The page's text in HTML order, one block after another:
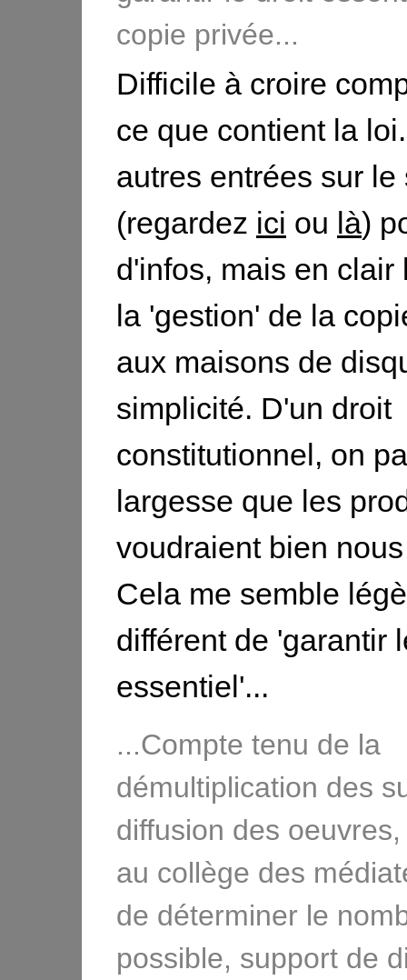
copie privée...
Difficile à croire
ce que contient la
autres entrées sur le
(regardez ici ou là)
d'infos, mais en clair
la 'gestion' de la
aux maisons de
simplicité. D'un droit
constitutionnel, on
largesse que les
voudraient bien
Cela me semble
différent de 'garantir
essentiel'...
...Compte tenu de la
démultiplication des
diffusion des
au collège des
de déterminer le
possible, support de